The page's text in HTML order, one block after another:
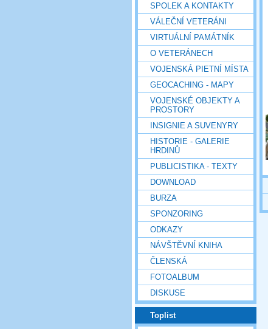
SPOLEK A KONTAKTY
VÁLEČNÍ VETERÁNI
VIRTUÁLNÍ PAMÁTNÍK
O VETERÁNECH
VOJENSKÁ PIETNÍ MÍSTA
GEOCACHING - MAPY
VOJENSKÉ OBJEKTY A
PROSTORY
INSIGNIE A SUVENYRY
HISTORIE - GALERIE
HRDINŮ
PUBLICISTIKA - TEXTY
DOWNLOAD
BURZA
SPONZORING
ODKAZY
NÁVŠTĚVNÍ KNIHA
ČLENSKÁ
FOTOALBUM
DISKUSE
Toplist